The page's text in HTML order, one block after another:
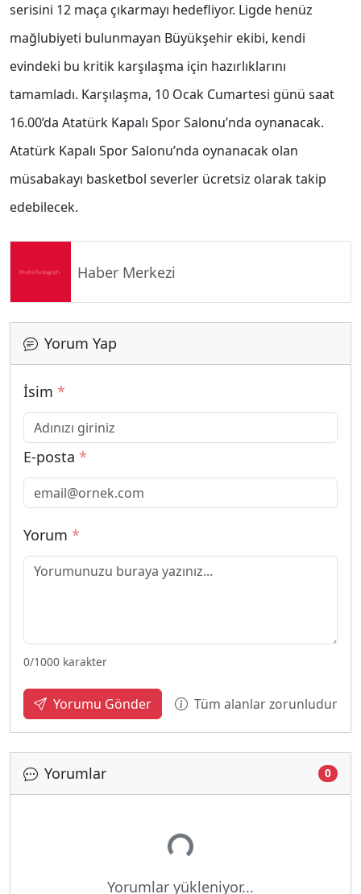
serisini 12 maça çıkarmayı hedefliyor. Ligde henüz
mağlubiyeti bulunmayan Büyükşehir ekibi, kendi
evindeki bu kritik karşılaşma için hazırlıklarını
tamamladı. Karşılaşma, 10 Ocak Cumartesi günü saat
16.00’da Atatürk Kapalı Spor Salonu’nda oynanacak.
Atatürk Kapalı Spor Salonu’nda oynanacak olan
müsabakayı basketbol severler ücretsiz olarak takip
edebilecek.
Haber Merkezi
Yorum Yap
İsim *
E-posta *
Yorum *
0/1000 karakter
Yorumu Gönder Tüm alanlar zorunludur
Yorumlar 0
Yükleniyor...
Yorumlar yükleniyor...